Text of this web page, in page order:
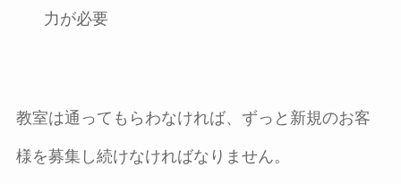
力が必要
教室は通ってもらわなければ、ずっと新規のお客
様を募集し続けなければなりません。